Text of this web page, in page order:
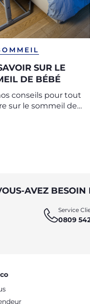
SUR LE
DE BÉBÉ
conseils pour tout
sur le sommeil de
AVEZ BESOIN
Service
0809